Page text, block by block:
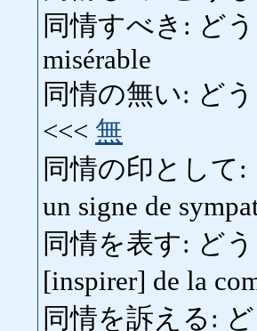
同情すべき: ど
misérable
同情の無い: ど
<<< 無
同情の印として
un signe de
同情を表す: ど
[inspirer] de la
同情を訴える: